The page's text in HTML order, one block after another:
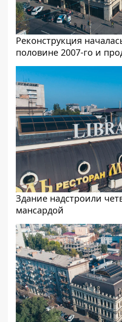
Реконструкция
половине 2007-го и
Здание надстроили
мансардой